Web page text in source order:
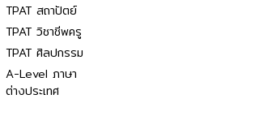
TPAT สถาปัตย์
TPAT วิชาชีพครู
TPAT ศิลปกรรม
A-Level ภาษา
ต่างประเทศ